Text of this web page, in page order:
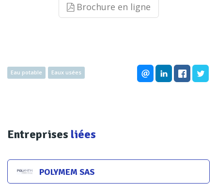
Brochure en ligne
Eau potable Eaux usées
Entreprises liées
POLYMEM SAS